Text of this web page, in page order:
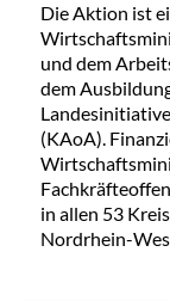
Die Aktion ist
und dem
dem
(KAoA).
in allen 53
Nordrhein-